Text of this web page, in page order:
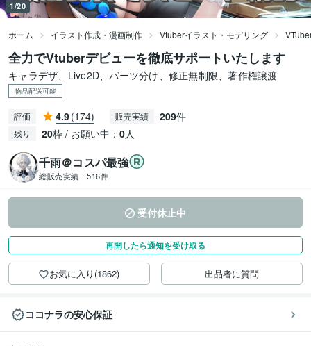
1/20
ホーム イラスト作成・漫画制作 Vtuberイラスト・モデリング
全力でVtuberデビューを徹底サポートいたします
キャラデザ、Live2D、パーツ分け、修正無制限、著作権譲渡
物品配送可能
評価 4.9(174) 販売実績 209件
残り 20枠 / お願い中： 0人
千雨＠コスパ最強
総販売実績： 516件
受付休止中
再開したら通知を受け取る
お気に入り(1862) 出品者に質問
ココナラの安心保証